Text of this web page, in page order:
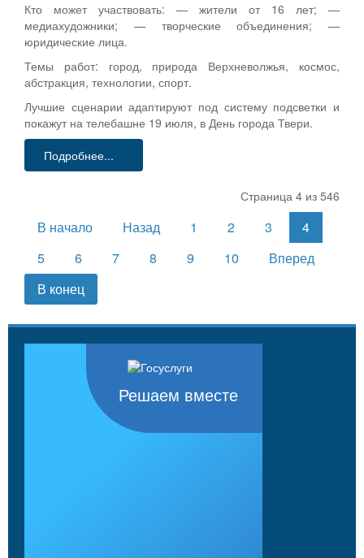
Кто может участвовать: — жители от 16 лет; —
медиахудожники; — творческие объединения; —
юридические лица.
Темы работ: город, природа Верхневолжья, космос,
абстракция, технологии, спорт.
Лучшие сценарии адаптируют под систему подсветки и
покажут на телебашне 19 июля, в День города Твери.
Подробнее...
Страница 4 из 546
В начало Назад 1 2 3
4
5
6 7 8 9 10
Вперед
В конец
Решаем вместе